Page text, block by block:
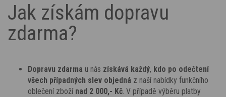
Jak získám dopravu
zdarma?
Dopravu zdarma u nás získává každý, kdo po odečtení
všech případných slev objedná z naší nabídky funkčního
oblečení zboží nad 2 000,- Kč. V případě výběru platby